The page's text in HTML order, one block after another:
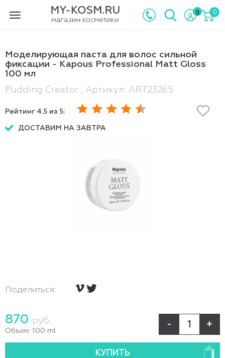
Toggle
0 0
Моделирующая паста для волос сильной
фиксации - Kapous Professional Matt Gloss
100 мл
Pudding Creator , Артикул: ART23265
Рейтинг 4.5 из 5:
ДОСТАВИМ НА ЗАВТРА
Поделиться:
870 руб.
Объем: 100 ml
- +
КУПИТЬ